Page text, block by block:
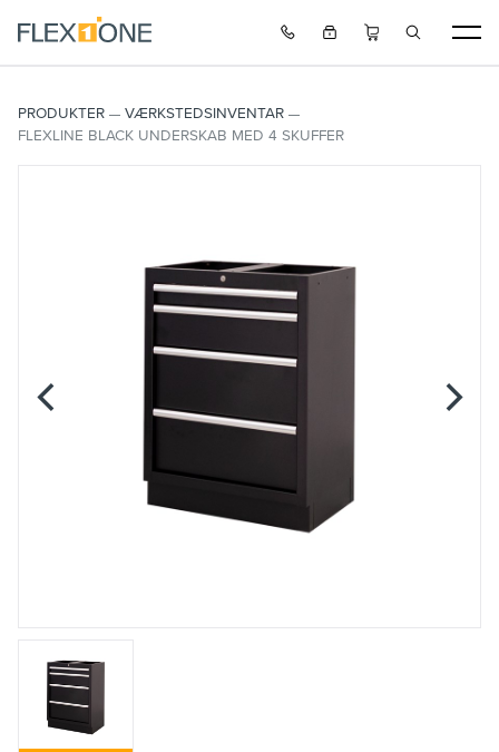
PRODUKTER
VÆRKSTEDSINVENTAR
FLEXLINE BLACK UNDERSKAB MED 4 SKUFFER